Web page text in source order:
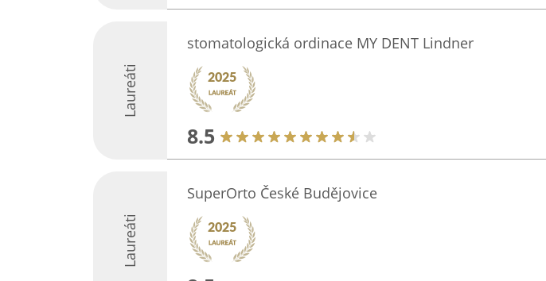
Laureáti
stomatologická ordinace MY DENT Lindner
8.5
Laureáti
SuperOrto České Budějovice